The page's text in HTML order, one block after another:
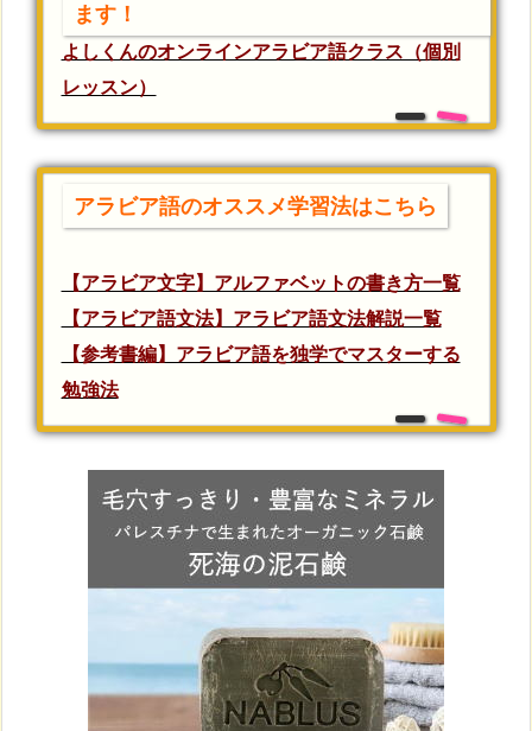
ます！
よしくんのオンラインアラビア語クラス（個別
レッスン）
アラビア語のオススメ学習法はこちら
【アラビア文字】アルファベットの書き方一覧
【アラビア語文法】アラビア語文法解説一覧
【参考書編】アラビア語を独学でマスターする
勉強法